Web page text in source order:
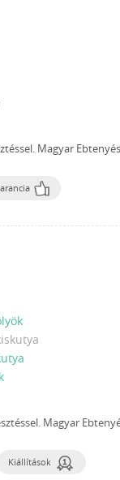
Magyar
Magyar
Kiállítások